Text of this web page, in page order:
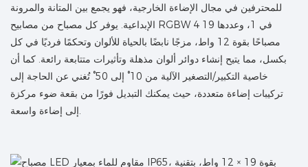
للمحترفين في مجال الإضاءة الخارجية، فهو يجمع بين المتانة والمرونة
الإبداعية. يوفر كل مصباح من مصابيح RGBW 4 في 1، وعددها 19
مصباحًا بقوة 12 واط، مزجًا نابضًا بالحياة للألوان وتحكمًا فرديًا في كل
بكسل، مما يتيح إنشاء دوائر ألوان مذهلة وتأثيرات متتابعة رائعة. كما أن
خاصية التكبير/التصغير الآلية من 10° إلى 50° تُغني عن الحاجة إلى
تركيبات إضاءة متعددة، حيث يمكنك التبديل فورًا من بقعة ضوء مركزة
إلى إضاءة واسعة.